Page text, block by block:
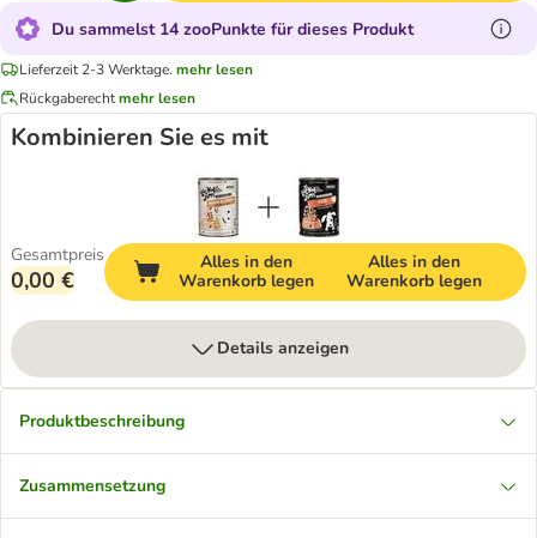
Du sammelst 14 zooPunkte für dieses Produkt
Lieferzeit 2-3 Werktage. mehr lesen
Rückgaberechtmehr lesen
Kombinieren Sie es mit
Gesamtpreis
0,00 €
Alles in den
Warenkorb legen
Alles in den
Warenkorb legen
Details anzeigen
Produktbeschreibung
Zusammensetzung